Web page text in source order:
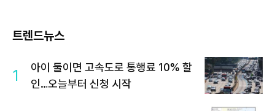
트렌드뉴스
1
아이 둘이면 고속도로 통행료 10% 할
인…오늘부터 신청 시작